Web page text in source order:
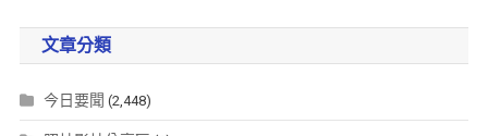
文章分類
今日要聞 (2,448)